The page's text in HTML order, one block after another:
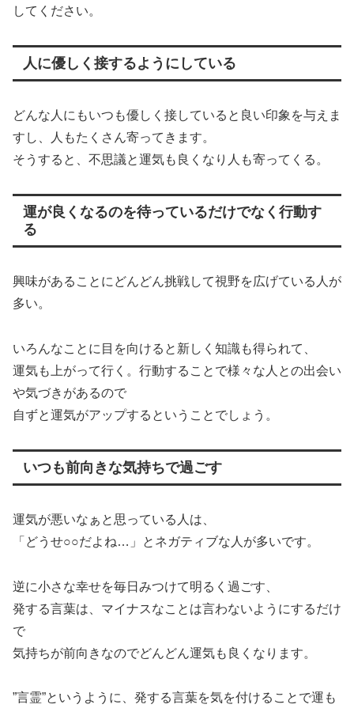
してください。
人に優しく接するようにしている
どんな人にもいつも優しく接していると良い印象を与えま
すし、人もたくさん寄ってきます。
そうすると、不思議と運気も良くなり人も寄ってくる。
運が良くなるのを待っているだけでなく行動す
る
興味があることにどんどん挑戦して視野を広げている人が
多い。
いろんなことに目を向けると新しく知識も得られて、
運気も上がって行く。行動することで様々な人との出会い
や気づきがあるので
自ずと運気がアップするということでしょう。
いつも前向きな気持ちで過ごす
運気が悪いなぁと思っている人は、
「どうせ○○だよね…」とネガティブな人が多いです。
逆に小さな幸せを毎日みつけて明るく過ごす、
発する言葉は、マイナスなことは言わないようにするだけ
で
気持ちが前向きなのでどんどん運気も良くなります。
”言霊”というように、発する言葉を気を付けることで運も